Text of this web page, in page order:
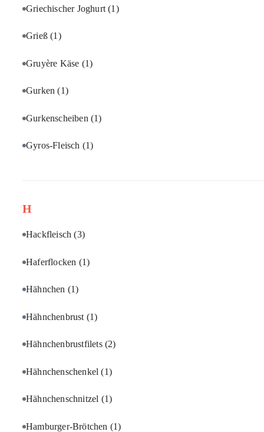
Griechischer Joghurt(1)
Grieß(1)
Gruyère Käse (1)
Gurken(1)
Gurkenscheiben (1)
Gyros-Fleisch (1)
H
Hackfleisch(3)
Haferflocken (1)
Hähnchen (1)
Hähnchenbrust (1)
Hähnchenbrustfilets (2)
Hähnchenschenkel(1)
Hähnchenschnitzel (1)
Hamburger-Brötchen (1)